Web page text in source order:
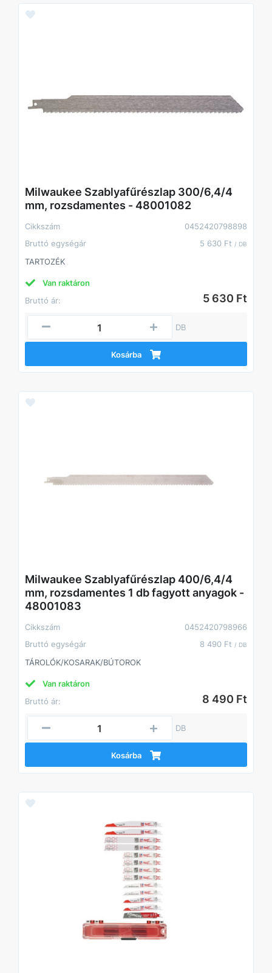
Milwaukee Szablyafűrészlap 300/6,4/4
mm, rozsdamentes - 48001082
Cikkszám
0452420798898
Bruttó egységár
5 630 Ft / DB
TARTOZÉK
Van raktáron
Bruttó ár:
5 630 Ft
DB
Kosárba
Milwaukee Szablyafűrészlap 400/6,4/4
mm, rozsdamentes 1 db fagyott anyagok -
48001083
Cikkszám
0452420798966
Bruttó egységár
8 490 Ft / DB
TÁROLÓK/KOSARAK/BÚTOROK
Van raktáron
Bruttó ár:
8 490 Ft
DB
Kosárba